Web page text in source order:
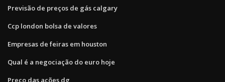
Previsão de preços de gás calgary
Ccp london bolsa de valores
Empresas de feiras em houston
Qual é a negociação do euro hoje
Preço das ações dg